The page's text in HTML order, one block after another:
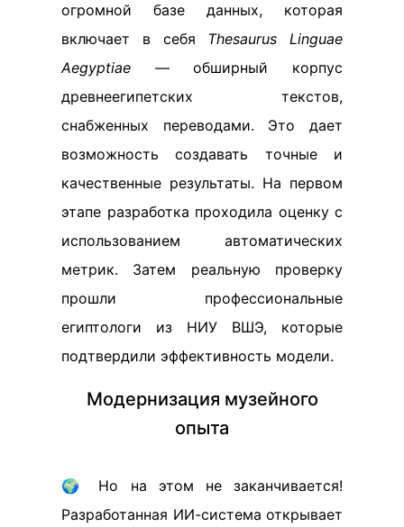
огромной базе данных, которая
включает в себя Thesaurus Linguae
Aegyptiae — обширный корпус
древнеегипетских текстов,
снабженных переводами. Это дает
возможность создавать точные и
качественные результаты. На первом
этапе разработка проходила оценку с
использованием автоматических
метрик. Затем реальную проверку
прошли профессиональные
египтологи из НИУ ВШЭ, которые
подтвердили эффективность модели.
Модернизация музейного
опыта
🌍 Но на этом не заканчивается!
Разработанная ИИ-система открывает